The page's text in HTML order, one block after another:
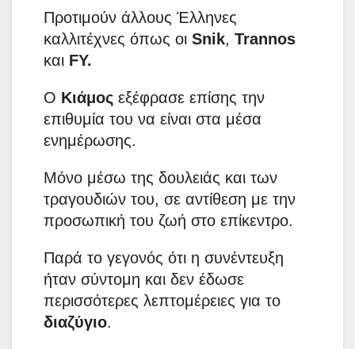
Προτιμούν άλλους Έλληνες
καλλιτέχνες όπως οι Snik, Trannos
και FY.
Ο Κιάμος εξέφρασε επίσης την
επιθυμία του να είναι στα μέσα
ενημέρωσης.
Μόνο μέσω της δουλειάς και των
τραγουδιών του, σε αντίθεση με την
προσωπική του ζωή στο επίκεντρο.
Παρά το γεγονός ότι η συνέντευξη
ήταν σύντομη και δεν έδωσε
περισσότερες λεπτομέρειες για το
διαζύγιο.